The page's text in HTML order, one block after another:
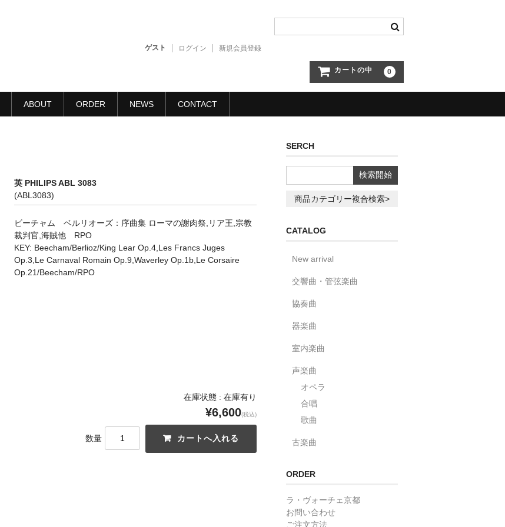
ゲスト ログイン 新規会員登録
カートの中 0
ABOUT ORDER NEWS CONTACT
英 PHILIPS ABL 3083
(ABL3083)
ビーチャム ベルリオーズ：序曲集 ローマの謝肉祭,リア王,宗教
裁判官,海賊他 RPO
KEY: Beecham/Berlioz/King Lear Op.4,Les Francs Juges
Op.3,Le Carnaval Romain Op.9,Waverley Op.1b,Le Corsaire
Op.21/Beecham/RPO
在庫状態 : 在庫有り
¥6,600(税込)
数量
SERCH
商品カテゴリー複合検索>
CATALOG
New arrival
交響曲・管弦楽曲
協奏曲
器楽曲
室内楽曲
声楽曲
オペラ
合唱
歌曲
古楽曲
ORDER
ラ・ヴォーチェ京都
お問い合わせ
ご注文方法